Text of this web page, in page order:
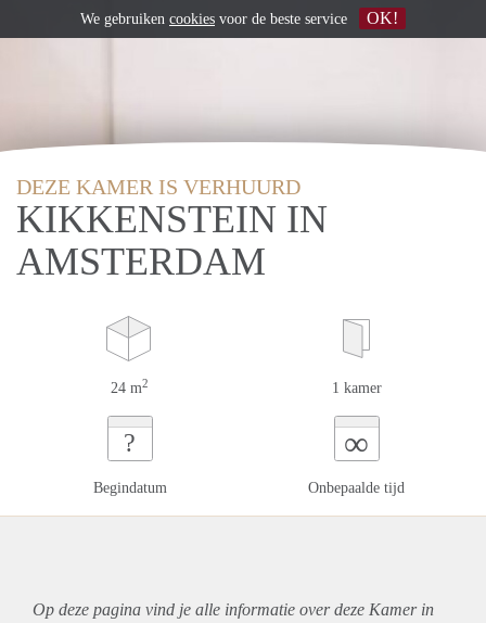
DEZE KAMER IS VERHUURD
KIKKENSTEIN IN
AMSTERDAM
24 m2 1 kamer
?
Begindatum
∞
Onbepaalde tijd
Op deze pagina vind je alle informatie over deze Kamer in
We gebruiken cookies voor de beste service OK!